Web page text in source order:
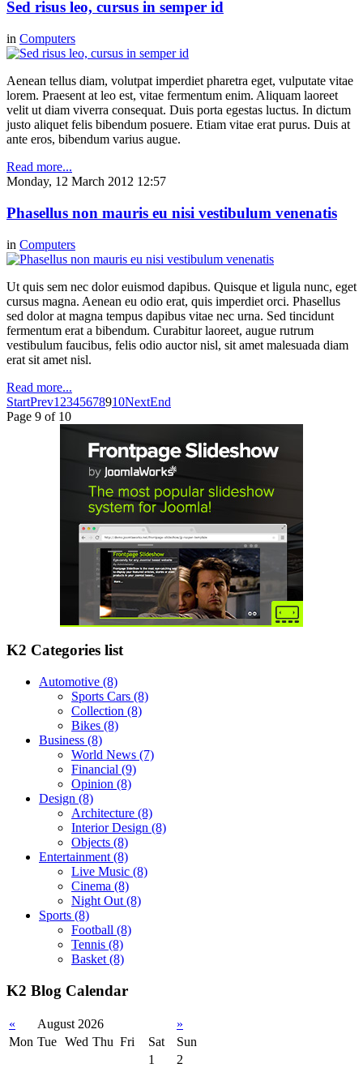
Sed risus leo, cursus in semper id
in Computers
Aenean tellus diam, volutpat imperdiet pharetra eget, vulputate vitae
lorem. Praesent at leo est, vitae fermentum enim. Aliquam laoreet
velit ut diam viverra consequat. Duis porta egestas luctus. In dictum
justo aliquet felis bibendum posuere. Etiam vitae erat purus. Duis at
ante eros, bibendum varius augue.
Read more...
Monday, 12 March 2012 12:57
Phasellus non mauris eu nisi vestibulum venenatis
in Computers
Ut quis sem nec dolor euismod dapibus. Quisque et ligula nunc, eget
cursus magna. Aenean eu odio erat, quis imperdiet orci. Phasellus
sed dolor at magna tempus dapibus vitae nec urna. Sed tincidunt
fermentum erat a bibendum. Curabitur laoreet, augue rutrum
vestibulum faucibus, felis odio auctor nisl, sit amet malesuada diam
erat sit amet nisl.
Read more...
StartPrev1 2345678910NextEnd
Page 9 of 10
K2 Categories list
Automotive (8)
Sports Cars (8)
Collection (8)
Bikes (8)
Business (8)
World News (7)
Financial (9)
Opinion (8)
Design (8)
Architecture (8)
Interior Design (8)
Objects (8)
Entertainment (8)
Live Music (8)
Cinema (8)
Night Out (8)
Sports (8)
Football (8)
Tennis (8)
Basket (8)
K2 Blog Calendar
« August 2026
»
Mon Tue Wed Thu Fri Sat
Sun
1
2